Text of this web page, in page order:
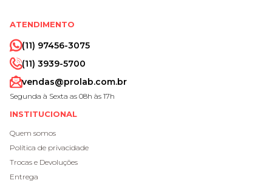
ATENDIMENTO
(11) 97456-3075
(11) 3939-5700
vendas@prolab.com.br
Segunda à Sexta as 08h às 17h
INSTITUCIONAL
Quem somos
Política de privacidade
Trocas e Devoluções
Entrega